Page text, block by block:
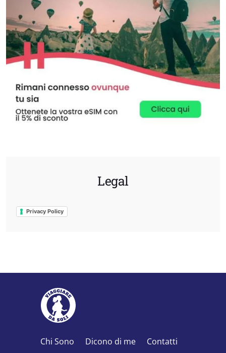
Legal
Privacy Policy
Chi Sono Dicono di me
Contatti